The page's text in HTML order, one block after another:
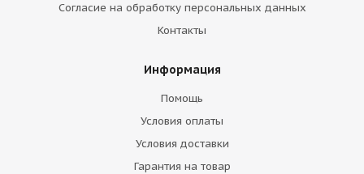
Согласие на обработку персональных данных
Контакты
Информация
Помощь
Условия оплаты
Условия доставки
Гарантия на товар